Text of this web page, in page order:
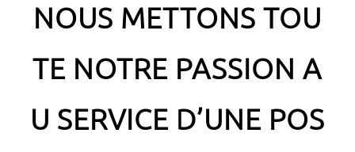
NOUS METTONS TOU
TE NOTRE PASSION A
U SERVICE D’UNE POS